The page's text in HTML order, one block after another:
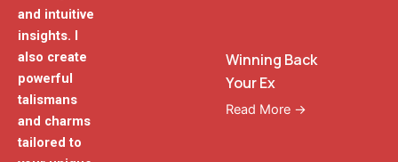
and intuitive
insights. I
also create
powerful
talismans
and charms
tailored to
Winning Back
Your Ex
Read More →